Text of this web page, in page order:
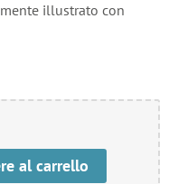
illustrato con
al carrello